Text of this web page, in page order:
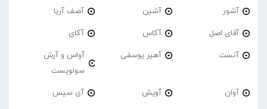
آشور آشین آصف آریا
آقای اصل آکاس آکای
آنست آهیر یوسفی
آواس و آرش
سولویست
آوان آویش آی سیس